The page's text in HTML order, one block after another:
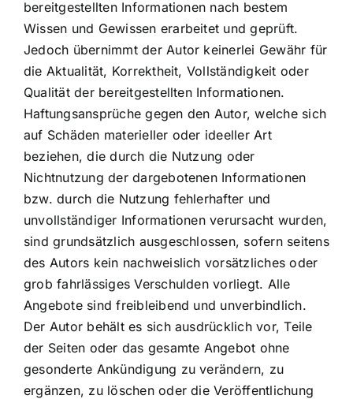
bereitgestellten Informationen nach bestem
Wissen und Gewissen erarbeitet und geprüft.
Jedoch übernimmt der Autor keinerlei Gewähr für
die Aktualität, Korrektheit, Vollständigkeit oder
Qualität der bereitgestellten Informationen.
Haftungsansprüche gegen den Autor, welche sich
auf Schäden materieller oder ideeller Art
beziehen, die durch die Nutzung oder
Nichtnutzung der dargebotenen Informationen
bzw. durch die Nutzung fehlerhafter und
unvollständiger Informationen verursacht wurden,
sind grundsätzlich ausgeschlossen, sofern seitens
des Autors kein nachweislich vorsätzliches oder
grob fahrlässiges Verschulden vorliegt. Alle
Angebote sind freibleibend und unverbindlich.
Der Autor behält es sich ausdrücklich vor, Teile
der Seiten oder das gesamte Angebot ohne
gesonderte Ankündigung zu verändern, zu
ergänzen, zu löschen oder die Veröffentlichung